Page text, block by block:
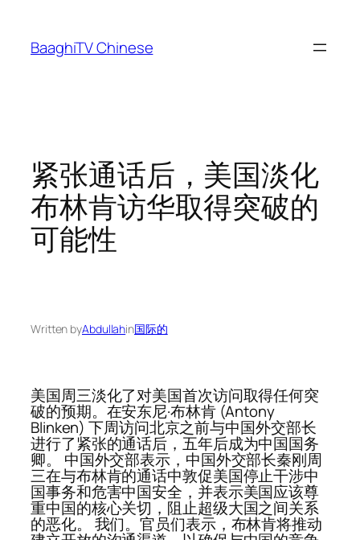
content
BaaghiTV Chinese
紧张通话后，美国淡化
布林肯访华取得突破的
可能性
Written byAbdullahin国际的
美国周三淡化了对美国首次访问取得任何突
破的预期。在安东尼·布林肯 (Antony
Blinken) 下周访问北京之前与中国外交部长
进行了紧张的通话后，五年后成为中国国务
卿。 中国外交部表示，中国外交部长秦刚周
三在与布林肯的通话中敦促美国停止干涉中
国事务和危害中国安全，并表示美国应该尊
重中国的核心关切，阻止超级大国之间关系
的恶化。 我们。官员们表示，布林肯将推动